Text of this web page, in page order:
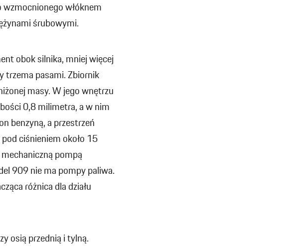
włóknem
śrubowymi.
obok silnika, mniej więcej
trzema pasami. Zbiornik
masy. W jego wnętrzu
0,8 milimetra, a w nim
benzyną, a przestrzeń
ciśnieniem około 15
pompą
909 nie ma pompy paliwa.
różnica dla działu
osią przednią i tylną.